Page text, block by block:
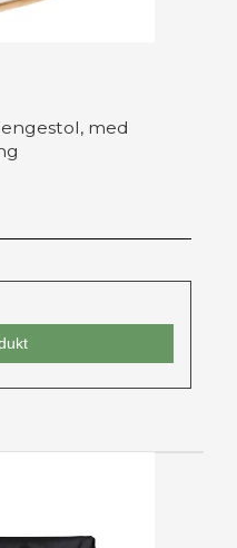
med